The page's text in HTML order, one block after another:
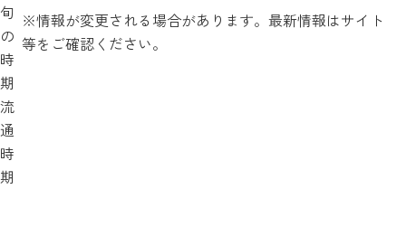
旬
の
時
期
流
通
時
期
※情報が変更される場合があります。最新情報はサイト
等をご確認ください。